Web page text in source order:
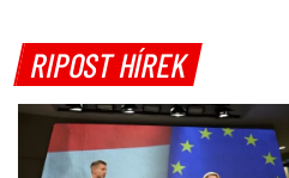
RIPOST HÍREK